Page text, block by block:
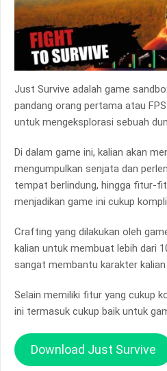
Just Survive adalah game
pandang orang pertama atau
untuk mengeksplorasi sebuah
Di dalam game ini, kalian akan
mengumpulkan senjata dan
tempat berlindung, hingga fitur-
menjadikan game ini cukup
Crafting yang dilakukan oleh
kalian untuk membuat lebih dari
sangat membantu karakter
Selain memiliki fitur yang cukup
ini termasuk cukup baik untuk
Download Just Survive